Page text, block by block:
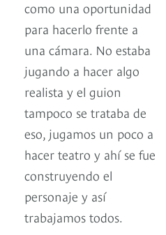
como una oportunidad
para hacerlo frente a
una cámara. No estaba
jugando a hacer algo
realista y el guion
tampoco se trataba de
eso, jugamos un poco a
hacer teatro y ahí se fue
construyendo el
personaje y así
trabajamos todos.